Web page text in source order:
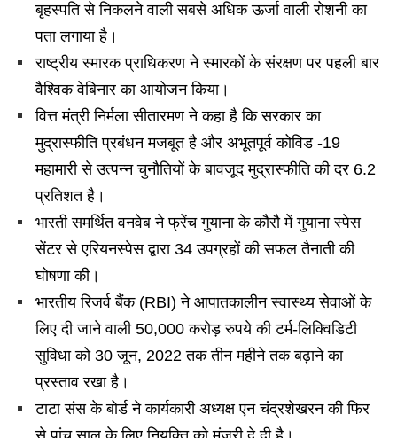
बृहस्पति से निकलने वाली सबसे अधिक ऊर्जा वाली रोशनी का
पता लगाया है।
राष्ट्रीय स्मारक प्राधिकरण ने स्मारकों के संरक्षण पर पहली बार
वैश्विक वेबिनार का आयोजन किया।
वित्त मंत्री निर्मला सीतारमण ने कहा है कि सरकार का
मुद्रास्फीति प्रबंधन मजबूत है और अभूतपूर्व कोविड -19
महामारी से उत्पन्न चुनौतियों के बावजूद मुद्रास्फीति की दर 6.2
प्रतिशत है।
भारती समर्थित वनवेब ने फ्रेंच गुयाना के कौरौ में गुयाना स्पेस
सेंटर से एरियनस्पेस द्वारा 34 उपग्रहों की सफल तैनाती की
घोषणा की।
भारतीय रिजर्व बैंक (RBI) ने आपातकालीन स्वास्थ्य सेवाओं के
लिए दी जाने वाली 50,000 करोड़ रुपये की टर्म-लिक्विडिटी
सुविधा को 30 जून, 2022 तक तीन महीने तक बढ़ाने का
प्रस्ताव रखा है।
टाटा संस के बोर्ड ने कार्यकारी अध्यक्ष एन चंद्रशेखरन की फिर